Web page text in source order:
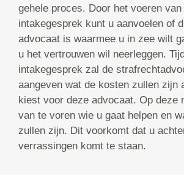
gehele proces. Door het voeren van
intakegesprek kunt u aanvoelen of
advocaat is waarmee u in zee wilt
u het vertrouwen wil neerleggen.
intakegesprek zal de
aangeven wat de kosten zullen zijn
kiest voor deze advocaat. Op deze
van te voren wie u gaat helpen en
zullen zijn. Dit voorkomt dat u
verrassingen komt te staan.